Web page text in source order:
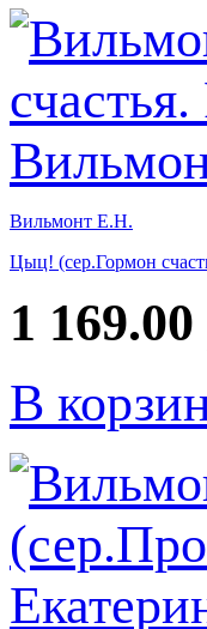
Вильмонт Е.Н.
Цыц! (сер.Гормон
1 169.00
В